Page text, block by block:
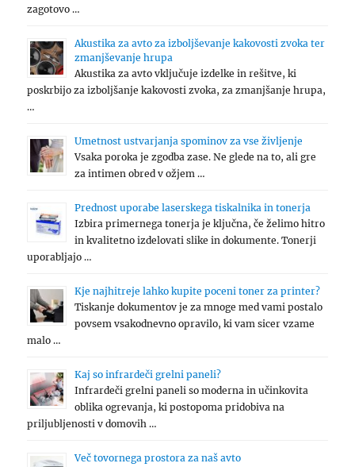
zagotovo …
Akustika za avto za izboljševanje kakovosti zvoka ter
zmanjševanje hrupa
Akustika za avto vključuje izdelke in rešitve, ki
poskrbijo za izboljšanje kakovosti zvoka, za zmanjšanje hrupa,
…
Umetnost ustvarjanja spominov za vse življenje
Vsaka poroka je zgodba zase. Ne glede na to, ali gre
za intimen obred v ožjem …
Prednost uporabe laserskega tiskalnika in tonerja
Izbira primernega tonerja je ključna, če želimo hitro
in kvalitetno izdelovati slike in dokumente. Tonerji
uporabljajo …
Kje najhitreje lahko kupite poceni toner za printer?
Tiskanje dokumentov je za mnoge med vami postalo
povsem vsakodnevno opravilo, ki vam sicer vzame
malo …
Kaj so infrardeči grelni paneli?
Infrardeči grelni paneli so moderna in učinkovita
oblika ogrevanja, ki postopoma pridobiva na
priljubljenosti v domovih …
Več tovornega prostora za naš avto